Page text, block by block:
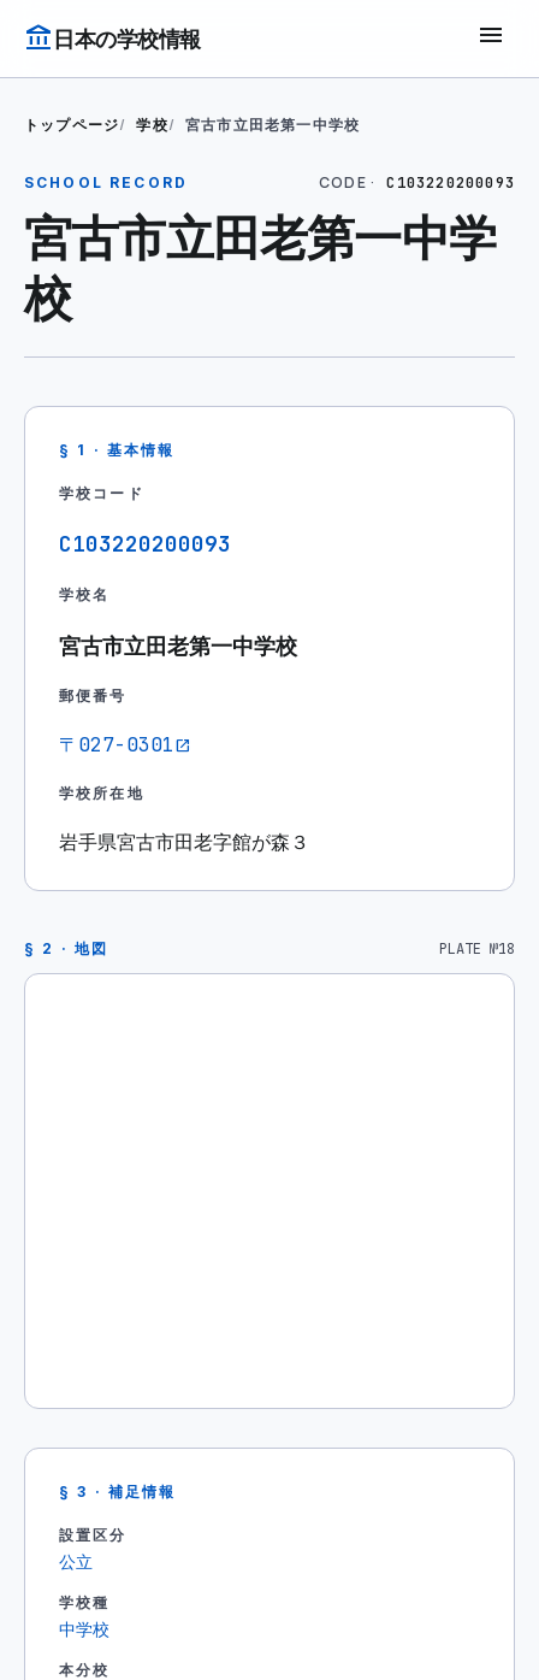
account_balance日本の学校情報 menu
トップページ 学校 宮古市立田老第一中学校
SCHOOL RECORD CODE · C103220200093
宮古市立田老第一中学
校
§ 1 · 基本情報
学校コード
C103220200093
学校名
宮古市立田老第一中学校
郵便番号
〒027-0301open_in_new
学校所在地
岩手県宮古市田老字館が森３
§ 2 · 地図 PLATE №18
§ 3 · 補足情報
設置区分
公立
学校種
中学校
本分校